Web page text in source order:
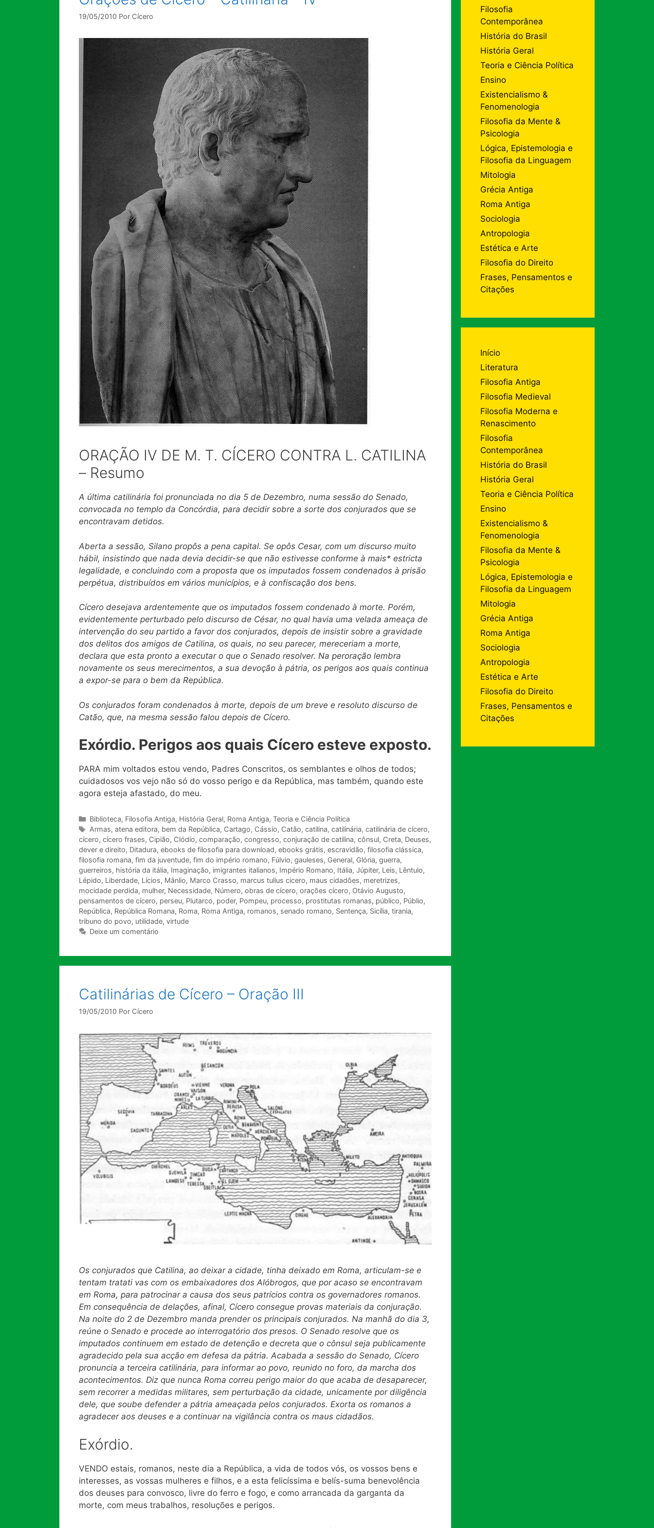
19/05/2010 Por Cícero
ORAÇÃO IV DE M. T. CÍCERO CONTRA L. CATILINA
– Resumo
A última catilinária foi pronunciada no dia 5 de Dezembro, numa sessão do Senado,
convocada no templo da Concórdia, para decidir sobre a sorte dos conjurados que se
encontravam detidos.
Aberta a sessão, Silano propôs a pena capital. Se opôs Cesar, com um discurso muito
hábil, insistindo que nada devia decidir-se que não estivesse conforme à mais* estricta
legalidade, e concluindo com a proposta que os imputados fossem condenados à prisão
perpétua, distribuídos em vários municípios, e à confiscação dos bens.
Cícero desejava ardentemente que os imputados fossem condenado à morte. Porém,
evidentemente perturbado pelo discurso de César, no qual havia uma velada ameaça de
intervenção do seu partido a favor dos conjurados, depois de insistir sobre a gravidade
dos delitos dos amigos de Catilina, os quais, no seu parecer, mereceriam a morte,
declara que esta pronto a executar o que o Senado resolver. Na peroração lembra
novamente os seus merecimentos, a sua devoção à pátria, os perigos aos quais continua
a expor-se para o bem da República.
Os conjurados foram condenados à morte, depois de um breve e resoluto discurso de
Catão, que, na mesma sessão falou depois de Cícero.
Exórdio. Perigos aos quais Cícero esteve exposto.
PARA mim voltados estou vendo, Padres Conscritos, os semblantes e olhos de todos;
cuidadosos vos vejo não só do vosso perigo e da República, mas também, quando este
agora esteja afastado, do meu.
Categorias
Biblioteca, Filosofia Antiga, História Geral, Roma Antiga, Teoria e Ciência Política
Tags
Armas, atena editora, bem da República, Cartago, Cássio, Catão, catilina, catilinária, catilinária de cícero,
cícero, cícero frases, Cipião, Clódio, comparação, congresso, conjuração de catilina, cônsul, Creta, Deuses,
dever e direito, Ditadura, ebooks de filosofia para download, ebooks grátis, escravidão, filosofia clássica,
filosofia romana, fim da juventude, fim do império romano, Fúlvio, gauleses, General, Glória, guerra,
guerreiros, história da itália, Imaginação, imigrantes italianos, Império Romano, Itália, Júpiter, Leis, Lêntulo,
Lépido, Liberdade, Lícios, Mânlio, Marco Crasso, marcus tulius cicero, maus cidadões, meretrizes,
mocidade perdida, mulher, Necessidade, Número, obras de cícero, orações cícero, Otávio Augusto,
pensamentos de cícero, perseu, Plutarco, poder, Pompeu, processo, prostitutas romanas, público, Públio,
República, República Romana, Roma, Roma Antiga, romanos, senado romano, Sentença, Sicília, tirania,
tribuno do povo, utilidade, virtude
Deixe um comentário
Catilinárias de Cícero – Oração III
19/05/2010 Por Cícero
Os conjurados que Catilina, ao deixar a cidade, tinha deixado em Roma, articulam-se e
tentam tratati vas com os embaixadores dos Alóbrogos, que por acaso se encontravam
em Roma, para patrocinar a causa dos seus patrícios contra os governadores romanos.
Em consequência de delações, afinal, Cícero consegue provas materiais da conjuração.
Na noite do 2 de Dezembro manda prender os principais conjurados. Na manhã do dia 3,
reúne o Senado e procede ao interrogatório dos presos. O Senado resolve que os
imputados continuem em estado de detenção e decreta que o cônsul seja publicamente
agradecido pela sua acção em defesa da pátria. Acabada a sessão do Senado, Cícero
pronuncia a terceira catilinária, para informar ao povo, reunido no foro, da marcha dos
acontecimentos. Diz que nunca Roma correu perigo maior do que acaba de desaparecer,
sem recorrer a medidas militares, sem perturbação da cidade, unicamente por diligência
dele, que soube defender a pátria ameaçada pelos conjurados. Exorta os romanos a
agradecer aos deuses e a continuar na vigilância contra os maus cidadãos.
Exórdio.
VENDO estais, romanos, neste dia a República, a vida de todos vós, os vossos bens e
interesses, as vossas mulheres e filhos, e a esta felicíssima e belís-suma benevolência
dos deuses para convosco, livre do ferro e fogo, e como arrancada da garganta da
morte, com meus trabalhos, resoluções e perigos.
Filosofia
Contemporânea
História do Brasil
História Geral
Teoria e Ciência Política
Ensino
Existencialismo &
Fenomenologia
Filosofia da Mente &
Psicologia
Lógica, Epistemologia e
Filosofia da Linguagem
Mitologia
Grécia Antiga
Roma Antiga
Sociologia
Antropologia
Estética e Arte
Filosofia do Direito
Frases, Pensamentos e
Citações
Início
Literatura
Filosofia Antiga
Filosofia Medieval
Filosofia Moderna e
Renascimento
Filosofia
Contemporânea
História do Brasil
História Geral
Teoria e Ciência Política
Ensino
Existencialismo &
Fenomenologia
Filosofia da Mente &
Psicologia
Lógica, Epistemologia e
Filosofia da Linguagem
Mitologia
Grécia Antiga
Roma Antiga
Sociologia
Antropologia
Estética e Arte
Filosofia do Direito
Frases, Pensamentos e
Citações